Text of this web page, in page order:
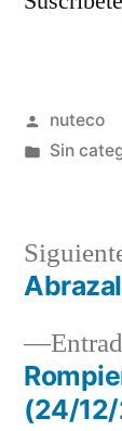
Publicada
por
nuteco
Sin
de
(24/